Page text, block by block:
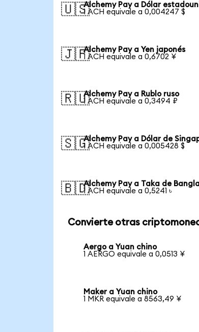
🇺🇸Alchemy Pay a Dólar
1 ACH equivale a 0,004247 $
🇯🇵Alchemy Pay a Yen japonés
1 ACH equivale a 0,6702 ¥
🇷🇺Alchemy Pay a Rublo ruso
1 ACH equivale a 0,3494 ₽
🇸🇬Alchemy Pay a Dólar de
1 ACH equivale a 0,005428 $
🇧🇩Alchemy Pay a Taka de
1 ACH equivale a 0,5241 ৳
Convierte otras
Aergo a Yuan chino
1 AERGO equivale a 0,0513 ¥
Maker a Yuan chino
1 MKR equivale a 8563,49 ¥